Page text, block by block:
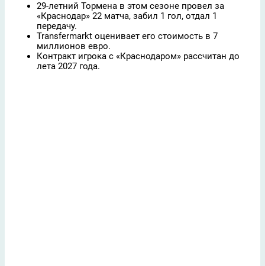
29-летний Тормена в этом сезоне провел за
«Краснодар» 22 матча, забил 1 гол, отдал 1
передачу.
Transfermarkt оценивает его стоимость в 7
миллионов евро.
Контракт игрока с «Краснодаром» рассчитан до
лета 2027 года.